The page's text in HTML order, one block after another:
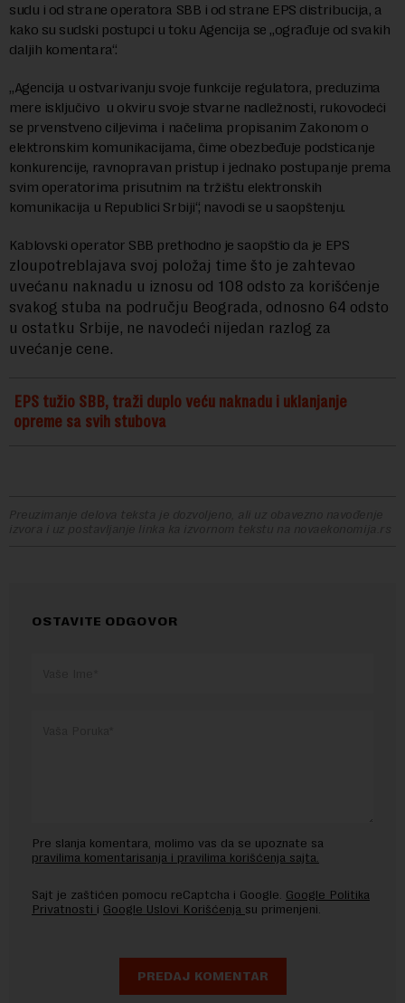
sudu i od strane operatora SBB i od strane EPS distribucija, a
kako su sudski postupci u toku Agencija se „ograđuje od svakih
daljih komentara“.
„Agencija u ostvarivanju svoje funkcije regulatora, preduzima
mere isključivo u okviru svoje stvarne nadležnosti, rukovodeći
se prvenstveno ciljevima i načelima propisanim Zakonom o
elektronskim komunikacijama, čime obezbeđuje podsticanje
konkurencije, ravnopravan pristup i jednako postupanje prema
svim operatorima prisutnim na tržištu elektronskih
komunikacija u Republici Srbiji“, navodi se u saopštenju.
Kablovski operator SBB prethodno je saopštio da je EPS
zloupotreblajava svoj položaj time što je zahtevao
uvećanu naknadu u iznosu od 108 odsto za korišćenje
svakog stuba na području Beograda, odnosno 64 odsto
u ostatku Srbije, ne navodeći nijedan razlog za
uvećanje cene.
EPS tužio SBB, traži duplo veću naknadu i uklanjanje
opreme sa svih stubova
Preuzimanje delova teksta je dozvoljeno, ali uz obavezno navođenje
izvora i uz postavljanje linka ka izvornom tekstu na novaekonomija.rs
OSTAVITE ODGOVOR
Pre slanja komentara, molimo vas da se upoznate sa
pravilima komentarisanja i pravilima korišćenja sajta.
Sajt je zaštićen pomocu reCaptcha i Google. Google Politika
Privatnosti i Google Uslovi Korišćenja su primenjeni.